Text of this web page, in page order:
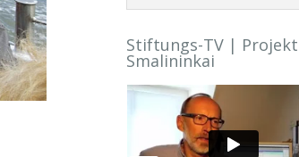
Stiftungs-TV | Projekt
Smalininkai